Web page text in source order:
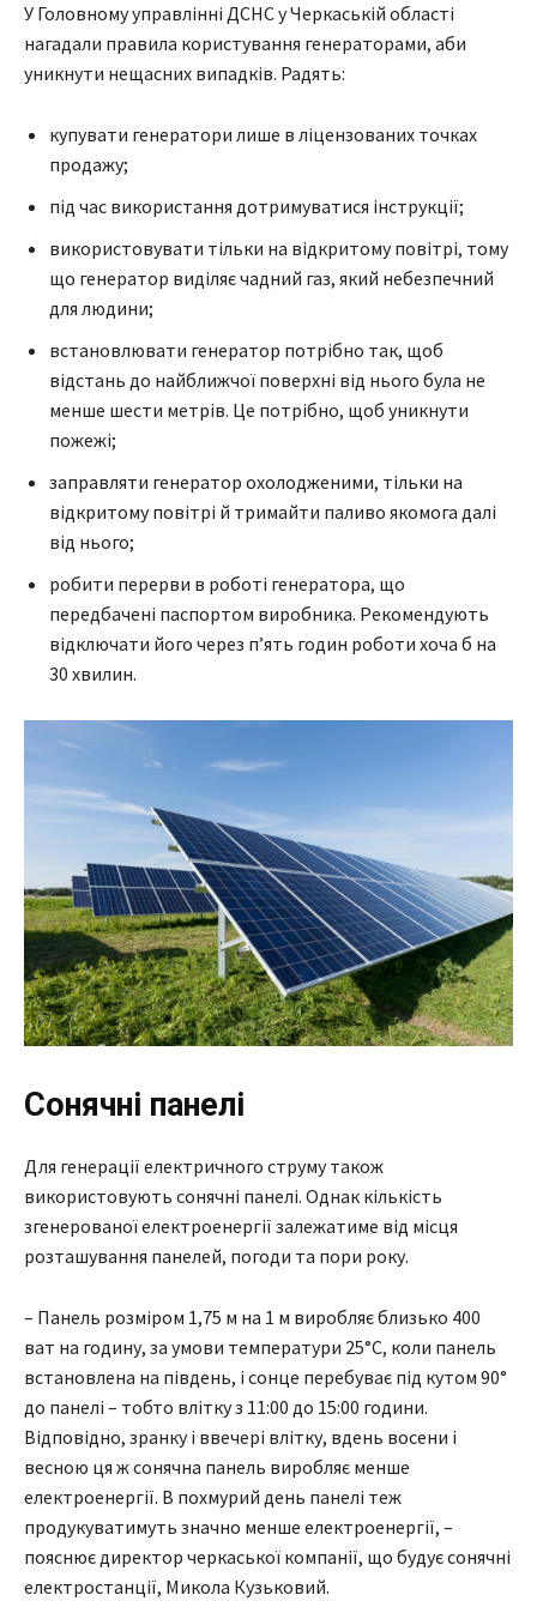
У Головному управлінні ДСНС у Черкаській області
нагадали правила користування генераторами, аби
уникнути нещасних випадків. Радять:
купувати генератори лише в ліцензованих точках
продажу;
під час використання дотримуватися інструкції;
використовувати тільки на відкритому повітрі, тому
що генератор виділяє чадний газ, який небезпечний
для людини;
встановлювати генератор потрібно так, щоб
відстань до найближчої поверхні від нього була не
менше шести метрів. Це потрібно, щоб уникнути
пожежі;
заправляти генератор охолодженими, тільки на
відкритому повітрі й тримайти паливо якомога далі
від нього;
робити перерви в роботі генератора, що
передбачені паспортом виробника. Рекомендують
відключати його через п’ять годин роботи хоча б на
30 хвилин.
Сонячні панелі
Для генерації електричного струму також
використовують сонячні панелі. Однак кількість
згенерованої електроенергії залежатиме від місця
розташування панелей, погоди та пори року.
– Панель розміром 1,75 м на 1 м виробляє близько 400
ват на годину, за умови температури 25°С, коли панель
встановлена на південь, і сонце перебуває під кутом 90°
до панелі – тобто влітку з 11:00 до 15:00 години.
Відповідно, зранку і ввечері влітку, вдень восени і
весною ця ж сонячна панель виробляє менше
електроенергії. В похмурий день панелі теж
продукуватимуть значно менше електроенергії, –
пояснює директор черкаської компанії, що будує сонячні
електростанції, Микола Кузьковий.